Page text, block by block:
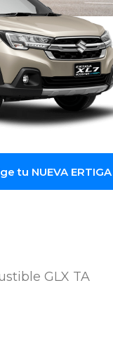
tu NUEVA
GLX TA